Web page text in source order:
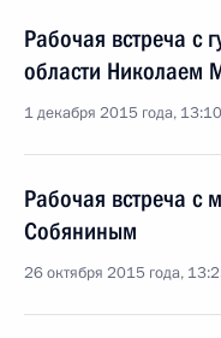
Рабочая встреча с
области Николаем
1 декабря 2015 года, 13:10
Рабочая встреча с
Собяниным
26 октября 2015 года,